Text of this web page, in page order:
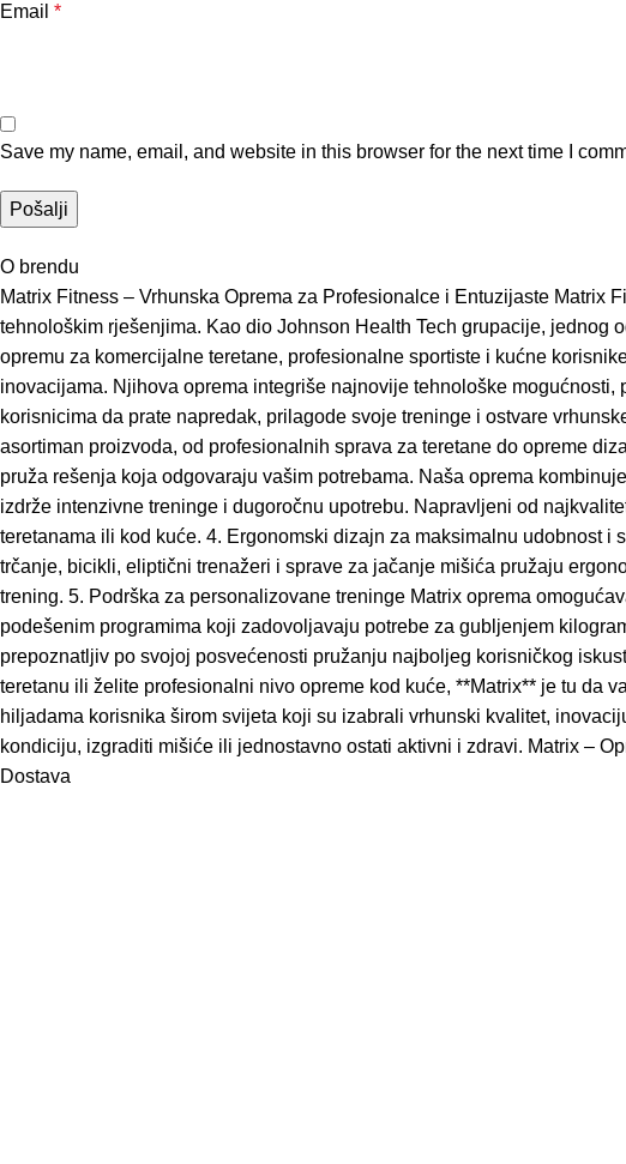
Email *
Save my name, email, and website in this browser for the next time I
O brendu
Matrix Fitness – Vrhunska Oprema za Profesionalce i Entuzijaste
tehnološkim rješenjima. Kao dio Johnson Health Tech grupacije,
opremu za komercijalne teretane, profesionalne sportiste i kućne
inovacijama. Njihova oprema integriše najnovije tehnološke
korisnicima da prate napredak, prilagode svoje treninge i ostvare
asortiman proizvoda, od profesionalnih sprava za teretane do opreme
pruža rešenja koja odgovaraju vašim potrebama. Naša oprema
izdrže intenzivne treninge i dugoročnu upotrebu. Napravljeni od
teretanama ili kod kuće. 4. Ergonomski dizajn za maksimalnu udobnost
trčanje, bicikli, eliptični trenažeri i sprave za jačanje mišića pružaju
trening. 5. Podrška za personalizovane treninge Matrix oprema
podešenim programima koji zadovoljavaju potrebe za gubljenjem
prepoznatljiv po svojoj posvećenosti pružanju najboljeg korisničkog
teretanu ili želite profesionalni nivo opreme kod kuće, **Matrix** je tu da
hiljadama korisnika širom svijeta koji su izabrali vrhunski kvalitet,
kondiciju, izgraditi mišiće ili jednostavno ostati aktivni i zdravi. Matrix –
Dostava